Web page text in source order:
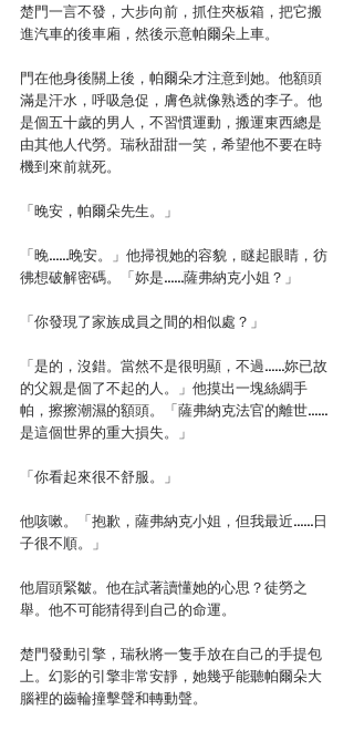
楚門一言不發，大步向前，抓住夾板箱，把它搬
進汽車的後車廂，然後示意帕爾朵上車。
門在他身後關上後，帕爾朵才注意到她。他額頭
滿是汗水，呼吸急促，膚色就像熟透的李子。他
是個五十歲的男人，不習慣運動，搬運東西總是
由其他人代勞。瑞秋甜甜一笑，希望他不要在時
機到來前就死。
「晚安，帕爾朵先生。」
「晚……晚安。」他掃視她的容貌，瞇起眼睛，彷
彿想破解密碼。「妳是……薩弗納克小姐？」
「你發現了家族成員之間的相似處？」
「是的，沒錯。當然不是很明顯，不過……妳已故
的父親是個了不起的人。」他摸出一塊絲綢手
帕，擦擦潮濕的額頭。「薩弗納克法官的離世……
是這個世界的重大損失。」
「你看起來很不舒服。」
他咳嗽。「抱歉，薩弗納克小姐，但我最近……日
子很不順。」
他眉頭緊皺。他在試著讀懂她的心思？徒勞之
舉。他不可能猜得到自己的命運。
楚門發動引擎，瑞秋將一隻手放在自己的手提包
上。幻影的引擎非常安靜，她幾乎能聽帕爾朵大
腦裡的齒輪撞擊聲和轉動聲。